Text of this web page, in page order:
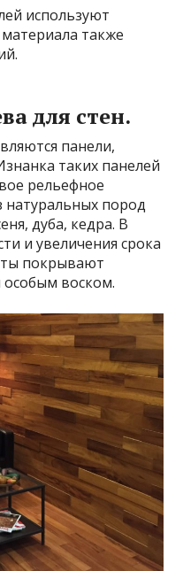
используют
также
для стен.
панели,
таких панелей
рельефное
натуральных пород
дуба, кедра. В
и увеличения срока
покрывают
воском.